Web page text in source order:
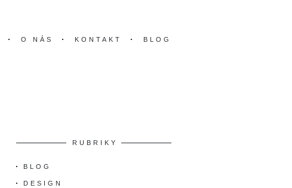
O NÁS KONTAKT BLOG
RUBRIKY
BLOG
DESIGN